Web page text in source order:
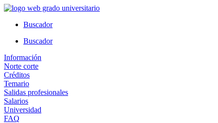
Ir
contenidoBuscador
Buscador
Información
Norte corte
Créditos
Temario
Salidas profesionales
Salarios
Universidad
FAQ